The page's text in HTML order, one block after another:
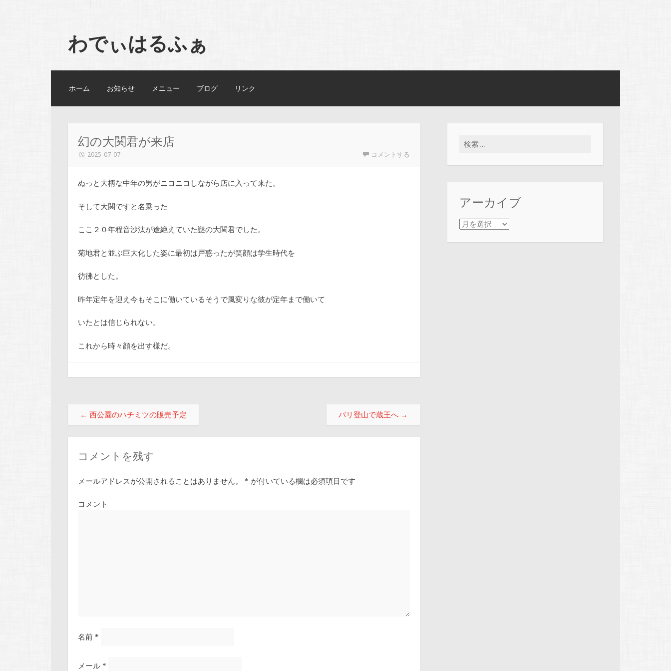
わでぃはるふぁ
ホーム お知らせ メニュー ブログ リンク
幻の大関君が来店
2025-07-07 コメントする
ぬっと大柄な中年の男がニコニコしながら店に入って来た。
そして大関ですと名乗った
ここ２０年程音沙汰が途絶えていた謎の大関君でした。
菊地君と並ぶ巨大化した姿に最初は戸惑ったが笑顔は学生時代を
彷彿とした。
昨年定年を迎え今もそこに働いているそうで風変りな彼が定年まで働いて
いたとは信じられない。
これから時々顔を出す様だ。
投稿ナビゲーション
← 西公園のハチミツの販売予定 バリ登山で蔵王へ →
コメントを残す
メールアドレスが公開されることはありません。 * が付いている欄は必須項目です
コメント
名前 *
メール *
検索:
アーカイブ
アーカイブ